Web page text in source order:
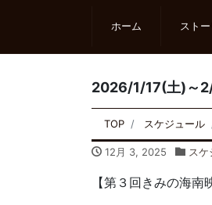
ホーム スト
2026/1/17(土)～
TOP スケジュール
12月 3, 2025 スケ
【第３回きみの海